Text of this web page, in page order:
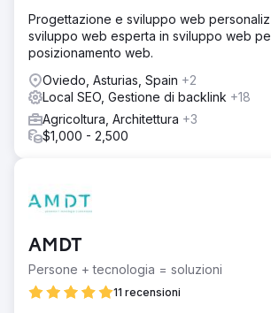
Progettazione e sviluppo web
sviluppo web esperta in sviluppo web
posizionamento web.
Oviedo, Asturias, Spain +2
Local SEO, Gestione di backlink +18
Agricoltura, Architettura +3
$1,000 - 2,500
AMDT
Persone + tecnologia = soluzioni
11 recensioni